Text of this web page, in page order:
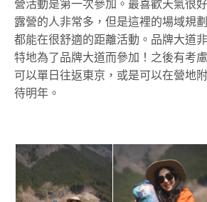
營活動是第一次參加。最喜歡天氣很
露營的人非常多，但是這裡的場域規
都能在很舒適的距離活動。品牌大道
特地為了品牌大道而參加！之後有考
可以單日往返東京，或是可以在營地
待明年。